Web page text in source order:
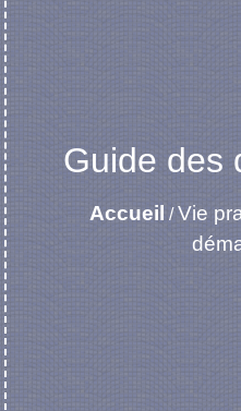
Guide des
Accueil /Vie